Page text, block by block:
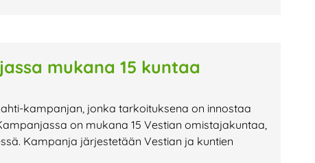
mukana 15 kuntaa
kampanjan, jonka tarkoituksena on innostaa
on mukana 15 Vestian omistajakuntaa,
Kampanja järjestetään Vestian ja kuntien